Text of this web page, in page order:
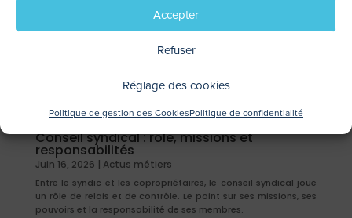
Accepter
Refuser
Réglage des cookies
Politique de gestion des CookiesPolitique de confidentialité
Conseil syndical : rôle, missions et
responsabilités
Juin 16, 2026 | Actus métiers
Entre le syndic et les copropriétaires, le conseil syndical joue
un rôle de relais et de contrôle. Le point sur ses missions, ses
pouvoirs et la responsabilité de ses membres.